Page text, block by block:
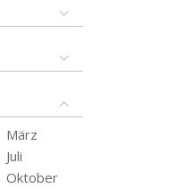
März
Juli
Oktober